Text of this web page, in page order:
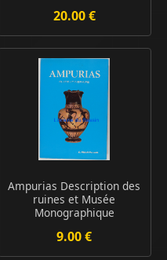
20.00 €
Ampurias Description des
ruines et Musée
Monographique
9.00 €